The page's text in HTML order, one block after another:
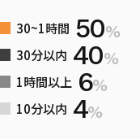
30~1時間 50%
30分以内 40%
1時間以上 6%
10分以内 4%